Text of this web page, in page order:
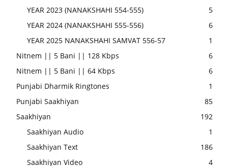
YEAR 2023 (NANAKSHAHI 554-555)
5
YEAR 2024 (NANAKSHAHI 555-556)
6
YEAR 2025 NANAKSHAHI SAMVAT 556-57
1
Nitnem || 5 Bani || 128 Kbps
6
Nitnem || 5 Bani || 64 Kbps
6
Punjabi Dharmik Ringtones
1
Punjabi Saakhiyan
85
Saakhiyan
192
Saakhiyan Audio
1
Saakhiyan Text
186
Saakhiyan Video
4